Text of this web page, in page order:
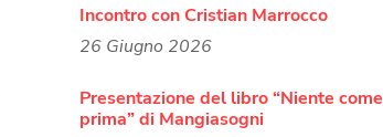
Incontro con Cristian Marrocco
26 Giugno 2026
Presentazione del libro “Niente come
prima” di Mangiasogni